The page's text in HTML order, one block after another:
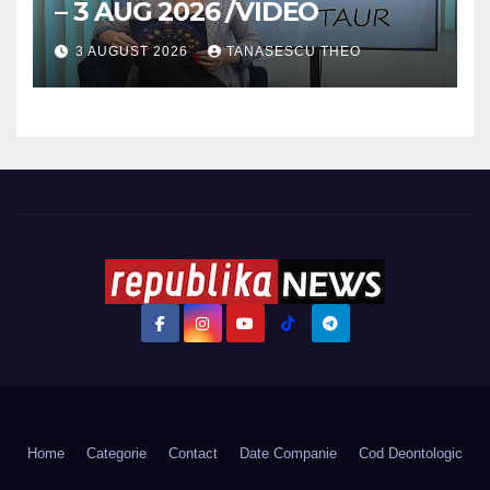
– 3 AUG 2026 /VIDEO
3 AUGUST 2026 TANASESCU THEO
Home Categorie Contact Date Companie Cod Deontologic